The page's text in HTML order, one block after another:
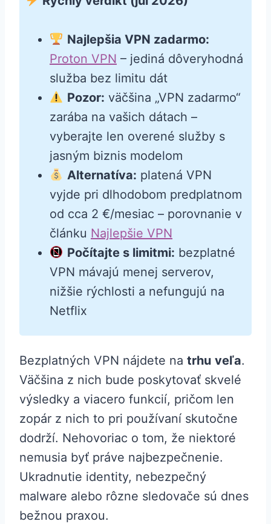
Najlepšia VPN zadarmo:
Proton VPN – jediná dôveryhodná
služba bez limitu dát
Pozor: väčšina „VPN zadarmo“
zarába na vašich dátach –
vyberajte len overené služby s
jasným biznis modelom
Alternatíva: platená VPN
vyjde pri dlhodobom predplatnom
od cca 2 €/mesiac – porovnanie v
článku Najlepšie VPN
Počítajte s limitmi: bezplatné
VPN mávajú menej serverov,
nižšie rýchlosti a nefungujú na
Netflix
Bezplatných VPN nájdete na trhu veľa.
Väčšina z nich bude poskytovať skvelé
výsledky a viacero funkcií, pričom len
zopár z nich to pri používaní skutočne
dodrží. Nehovoriac o tom, že niektoré
nemusia byť práve najbezpečnenie.
Ukradnutie identity, nebezpečný
malware alebo rôzne sledovače sú dnes
bežnou praxou.